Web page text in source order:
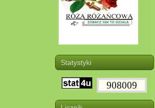
Statystyki
908009